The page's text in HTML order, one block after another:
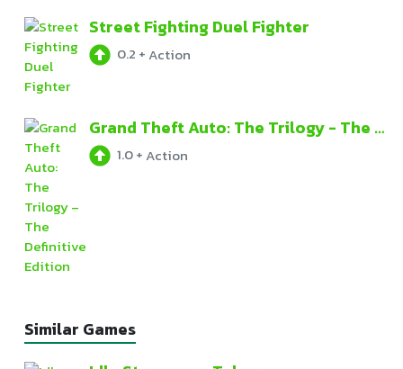
Street Fighting Duel Fighter
0.2 + Action
Grand Theft Auto: The Trilogy - The Definitive Edition
1.0+ Action
Similar Games